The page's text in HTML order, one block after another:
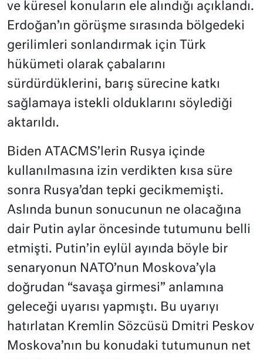
ve küresel konuların ele alındığı açıklandı.
Erdoğan’ın görüşme sırasında bölgedeki
gerilimleri sonlandırmak için Türk
hükümeti olarak çabalarını
sürdürdüklerini, barış sürecine katkı
sağlamaya istekli olduklarını söylediği
aktarıldı.
Biden ATACMS’lerin Rusya içinde
kullanılmasına izin verdikten kısa süre
sonra Rusya’dan tepki gecikmemişti.
Aslında bunun sonucunun ne olacağına
dair Putin aylar öncesinde tutumunu belli
etmişti. Putin’in eylül ayında böyle bir
senaryonun NATO’nun Moskova’yla
doğrudan “savaşa girmesi” anlamına
geleceği uyarısı yapmıştı. Bu uyarıyı
hatırlatan Kremlin Sözcüsü Dmitri Peskov
Moskova’nın bu konudaki tutumunun net